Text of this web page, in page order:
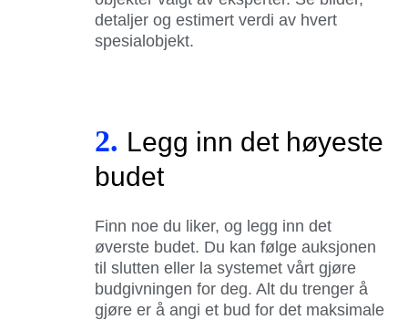
detaljer og estimert verdi av hvert
spesialobjekt.
2. Legg inn det høyeste
budet
Finn noe du liker, og legg inn det
øverste budet. Du kan følge auksjonen
til slutten eller la systemet vårt gjøre
budgivningen for deg. Alt du trenger å
gjøre er å angi et bud for det maksimale